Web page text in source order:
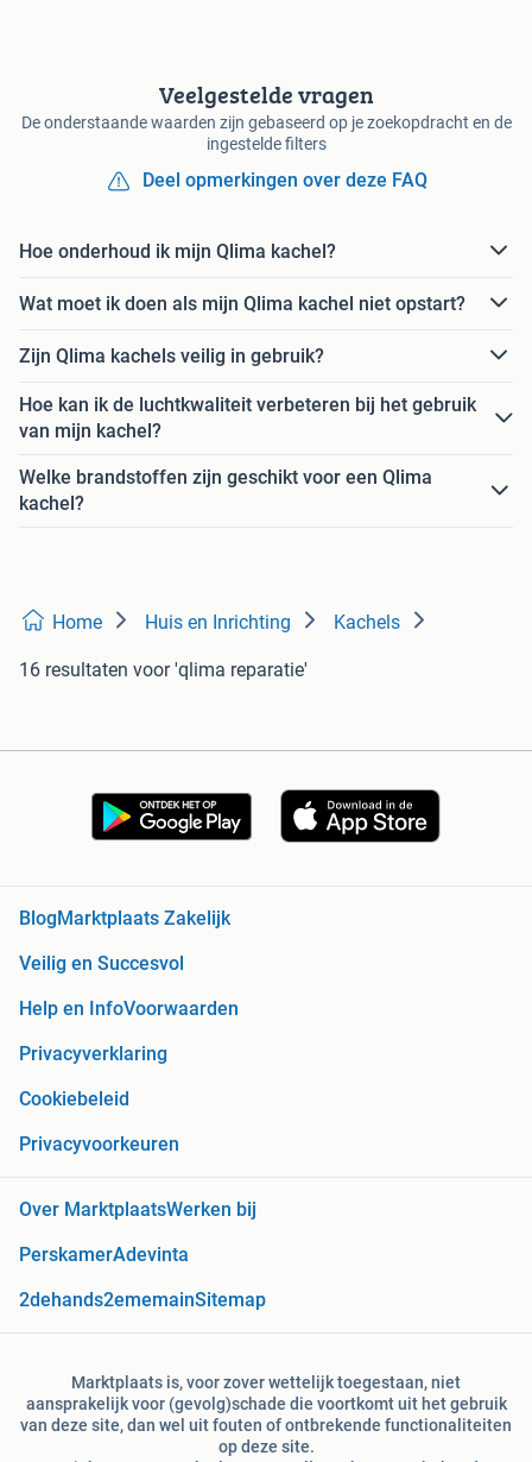
Veelgestelde vragen
De onderstaande waarden zijn gebaseerd op je zoekopdracht en de
ingestelde filters
Deel opmerkingen over deze FAQ
Hoe onderhoud ik mijn Qlima kachel?
Wat moet ik doen als mijn Qlima kachel niet opstart?
Zijn Qlima kachels veilig in gebruik?
Hoe kan ik de luchtkwaliteit verbeteren bij het gebruik
van mijn kachel?
Welke brandstoffen zijn geschikt voor een Qlima
kachel?
Home Huis en Inrichting Kachels
16 resultaten voor 'qlima reparatie'
Blog Marktplaats Zakelijk
Veilig en Succesvol
Help en InfoVoorwaarden
Privacyverklaring
Cookiebeleid
Privacyvoorkeuren
Over MarktplaatsWerken bij
PerskamerAdevinta
2dehands2ememainSitemap
Marktplaats is, voor zover wettelijk toegestaan, niet
aansprakelijk voor (gevolg)schade die voortkomt uit het gebruik
van deze site, dan wel uit fouten of ontbrekende functionaliteiten
op deze site.